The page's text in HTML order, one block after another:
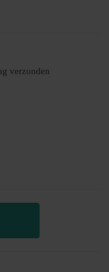
verzonden